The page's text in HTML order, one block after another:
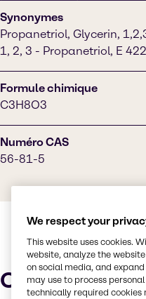
Synonymes
Propanetriol, Glycerin,
1, 2, 3 - Propanetriol, E
Formule chimique
C3H8O3
Numéro CAS
56-81-5
We respect your
This website uses cookies.
website, analyze the
on social media, and
may use to process
technically required